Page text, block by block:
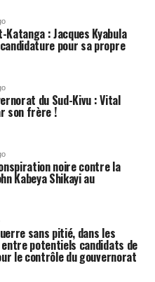
: Jacques Kyabula
pour sa propre
du Sud-Kivu : Vital
son frère !
noire contre la
Kabeya Shikayi au
sans pitié, dans les
entre potentiels candidats de
le contrôle du gouvernorat